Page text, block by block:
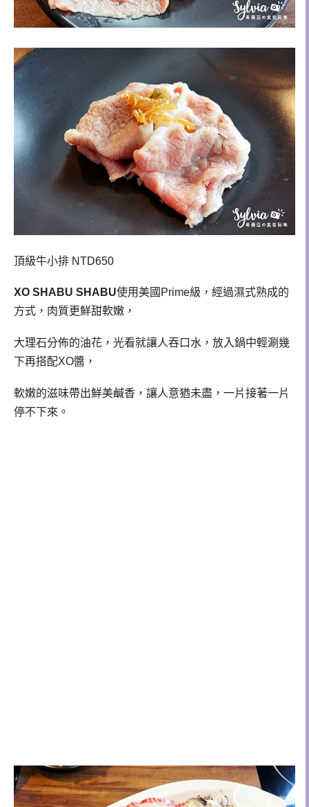
頂級牛小排 NTD650
XO SHABU SHABU使用美國Prime級，經過濕式熟成的
方式，肉質更鮮甜軟嫩，
大理石分佈的油花，光看就讓人吞口水，放入鍋中輕涮幾
下再搭配XO醬，
軟嫩的滋味帶出鮮美鹹香，讓人意猶未盡，一片接著一片
停不下來。